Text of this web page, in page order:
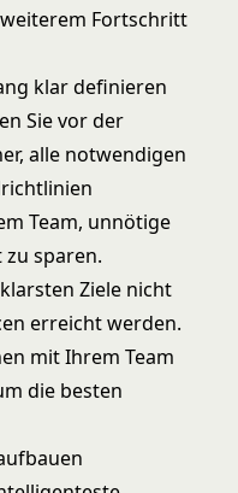
Fortschritt
klar definieren
Sie vor der
alle notwendigen
Team, unnötige
zu sparen.
Ziele nicht
erreicht werden.
mit Ihrem Team
die besten